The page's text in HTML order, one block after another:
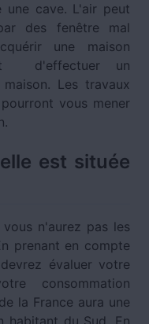
une cave. L'air peut
des fenêtre mal
une maison
d'effectuer un
Les travaux
vous mener
est située
n'aurez pas les
prenant en compte
évaluer votre
consommation
la France aura une
habitant du Sud. En